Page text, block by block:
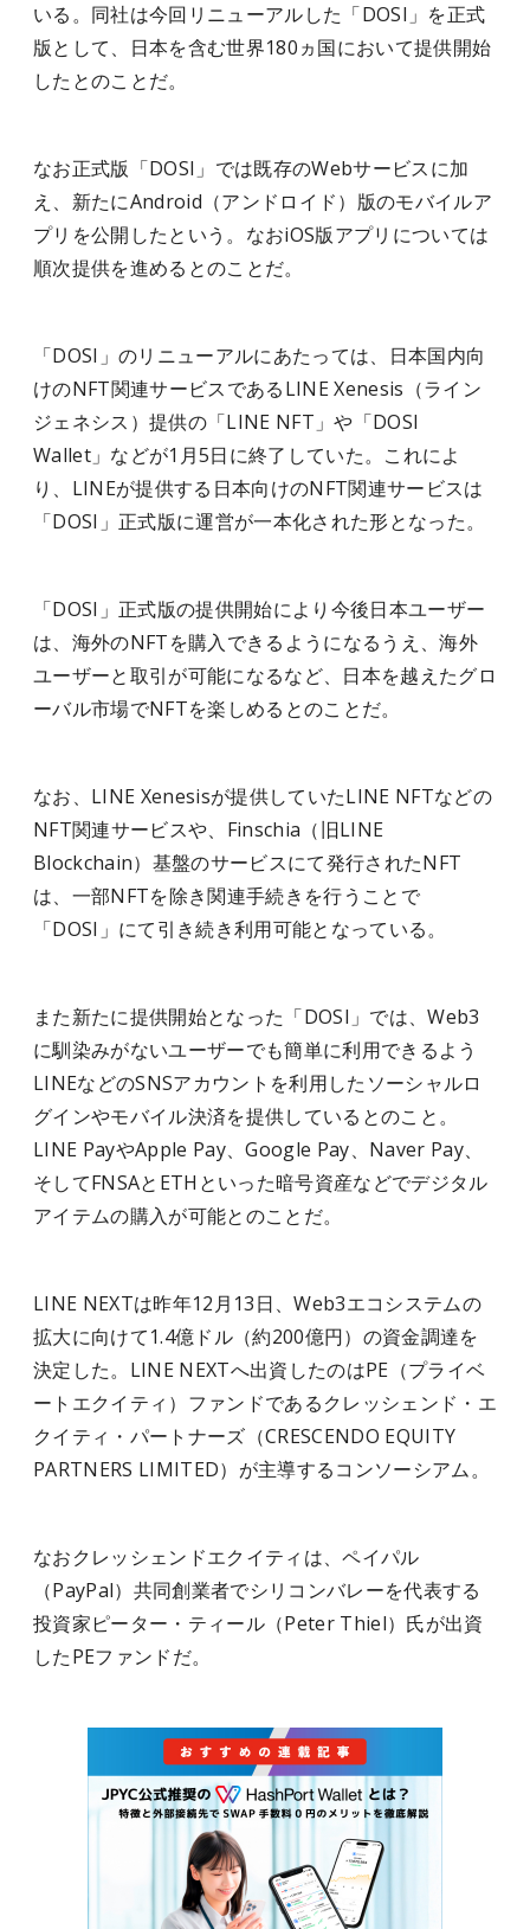
いる。同社は今回リニューアルした「DOSI」を正式
版として、日本を含む世界180ヵ国において提供開始
したとのことだ。
なお正式版「DOSI」では既存のWebサービスに加
え、新たにAndroid（アンドロイド）版のモバイルア
プリを公開したという。なおiOS版アプリについては
順次提供を進めるとのことだ。
「DOSI」のリニューアルにあたっては、日本国内向
けのNFT関連サービスであるLINE Xenesis（ライン
ジェネシス）提供の「LINE NFT」や「DOSI
Wallet」などが1月5日に終了していた。これによ
り、LINEが提供する日本向けのNFT関連サービスは
「DOSI」正式版に運営が一本化された形となった。
「DOSI」正式版の提供開始により今後日本ユーザー
は、海外のNFTを購入できるようになるうえ、海外
ユーザーと取引が可能になるなど、日本を越えたグロ
ーバル市場でNFTを楽しめるとのことだ。
なお、LINE Xenesisが提供していたLINE NFTなどの
NFT関連サービスや、Finschia（旧LINE
Blockchain）基盤のサービスにて発行されたNFT
は、一部NFTを除き関連手続きを行うことで
「DOSI」にて引き続き利用可能となっている。
また新たに提供開始となった「DOSI」では、Web3
に馴染みがないユーザーでも簡単に利用できるよう
LINEなどのSNSアカウントを利用したソーシャルロ
グインやモバイル決済を提供しているとのこと。
LINE PayやApple Pay、Google Pay、Naver Pay、
そしてFNSAとETHといった暗号資産などでデジタル
アイテムの購入が可能とのことだ。
LINE NEXTは昨年12月13日、Web3エコシステムの
拡大に向けて1.4億ドル（約200億円）の資金調達を
決定した。LINE NEXTへ出資したのはPE（プライベ
ートエクイティ）ファンドであるクレッシェンド・エ
クイティ・パートナーズ（CRESCENDO EQUITY
PARTNERS LIMITED）が主導するコンソーシアム。
なおクレッシェンドエクイティは、ペイパル
（PayPal）共同創業者でシリコンバレーを代表する
投資家ピーター・ティール（Peter Thiel）氏が出資
したPEファンドだ。